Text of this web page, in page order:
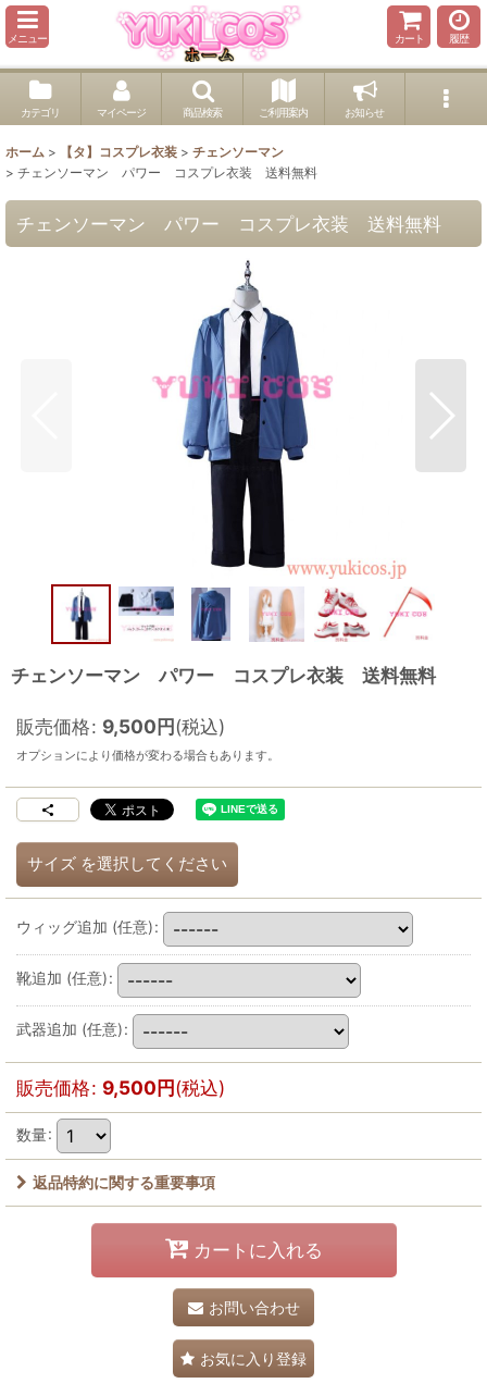
メニュー カート 履歴
カテゴリ マイページ 商品検索 ご利用案内 お知らせ
ホーム > 【タ】コスプレ衣装 > チェンソーマン
> チェンソーマン パワー コスプレ衣装 送料無料
チェンソーマン パワー コスプレ衣装 送料無料
チェンソーマン パワー コスプレ衣装 送料無料
販売価格: 9,500円(税込)
オプションにより価格が変わる場合もあります。
サイズ を選択してください
ウィッグ追加 (任意):
靴追加 (任意):
武器追加 (任意):
販売価格: 9,500円(税込)
数量:
返品特約に関する重要事項
カートに入れる
お問い合わせ
お気に入り登録